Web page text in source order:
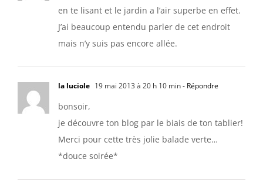
en te lisant et le jardin a l’air superbe en effet.
J’ai beaucoup entendu parler de cet endroit
mais n’y suis pas encore allée.
la luciole 19 mai 2013 à 20 h 10 min- Répondre
bonsoir,
je découvre ton blog par le biais de ton tablier!
Merci pour cette très jolie balade verte…
*douce soirée*